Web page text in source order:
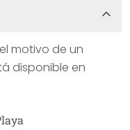
motivo de un
disponible en